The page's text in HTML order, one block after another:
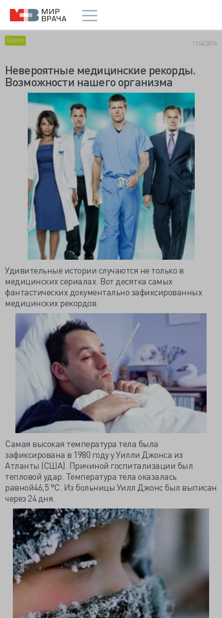
Блоги 11/4/2014
Невероятные медицинские рекорды.
Возможности нашего организма
Удивительные истории случаются не только в
медицинских сериалах. Вот десятка самых
фантастических документально зафиксированных
медицинских рекордов.
Самая высокая температура тела была
зафиксирована в 1980 году уУилли Джонса из
Атланты (США). Причиной госпитализации был
тепловой удар. Температура тела оказалась
равной46,5 °C. Из больницы Уилл Джонс был выписан
через 24 дня.